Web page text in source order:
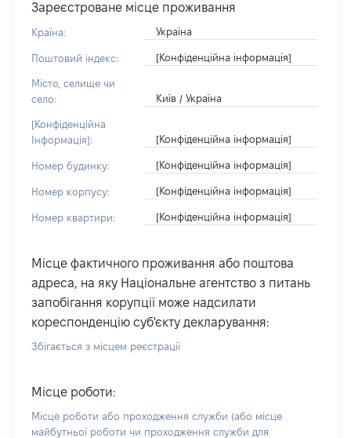
Зареєстроване місце проживання
Країна: Україна
Поштовий індекс: [Конфіденційна інформація]
Місто, селище чи
село:
Київ / Україна
[Конфіденційна
Інформація]:
[Конфіденційна інформація]
Номер будинку: [Конфіденційна інформація]
Номер корпусу: [Конфіденційна інформація]
Номер квартири: [Конфіденційна інформація]
Місце фактичного проживання або поштова
адреса, на яку Національне агентство з питань
запобігання корупції може надсилати
кореспонденцію суб'єкту декларування:
Збігається з місцем реєстрації
Місце роботи:
Місце роботи або проходження служби (або місце
майбутньої роботи чи проходження служби для